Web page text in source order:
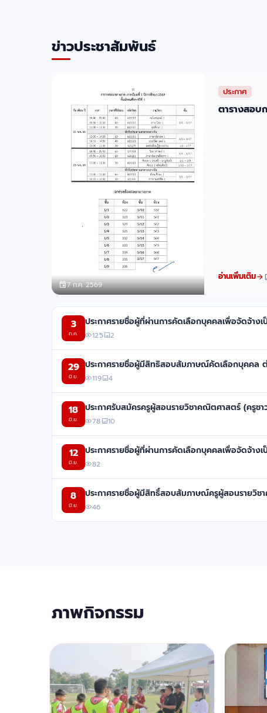
ข่าวประชาสัมพันธ์
7 ก.ค. 2569
ประกาศ
ตารางสอบ
อ่านเพิ่มเติม
3
ก.ค.
ประกาศรายชื่อผู้ที่ผ่านการคัดเลือกบุคคลเพื่อจัดจ้าง
125 2
29
มิ.ย.
ประกาศรายชื่อผู้มีสิทธิสอบสัมภาษณ์คัดเลือกบุคคล
119 4
18
มิ.ย.
ประกาศรับสมัครครูผู้สอนรายวิชาคณิตศาสตร์ (ครู
78 10
12
มิ.ย.
ประกาศรายชื่อผู้ที่ผ่านการคัดเลือกบุคคลเพื่อจัดจ้า
82
8
มิ.ย.
ประกาศรายชื่อผู้มีสิทธิ์สอบสัมภาษณ์ครูผู้สอนรายวิ
46
ภาพกิจกรรม